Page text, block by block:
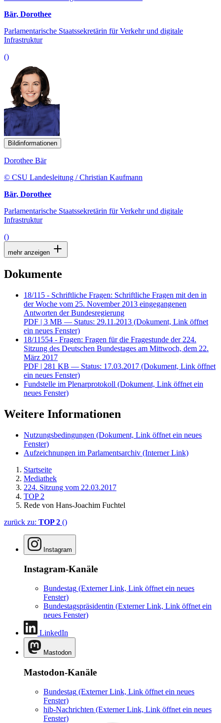
Bär, Dorothee
Parlamentarische Staatssekretärin für Verkehr und digitale
Infrastruktur
()
Bildinformationen
Dorothee Bär
© CSU Landesleitung / Christian Kaufmann
Bär, Dorothee
Parlamentarische Staatssekretärin für Verkehr und digitale
Infrastruktur
()
mehr anzeigen
Dokumente
18/115 - Schriftliche Fragen: Schriftliche Fragen mit den in
der Woche vom 25. November 2013 eingegangenen
Antworten der Bundesregierung
PDF | 3 MB — Status: 29.11.2013 (Dokument, Link öffnet
ein neues Fenster)
18/11554 - Fragen: Fragen für die Fragestunde der 224.
Sitzung des Deutschen Bundestages am Mittwoch, dem 22.
März 2017
PDF | 281 KB — Status: 17.03.2017 (Dokument, Link öffnet
ein neues Fenster)
Fundstelle im Plenarprotokoll (Dokument, Link öffnet ein
neues Fenster)
Weitere Informationen
Nutzungsbedingungen (Dokument, Link öffnet ein neues
Fenster)
Aufzeichnungen im Parlamentsarchiv (Interner Link)
Startseite
Mediathek
224. Sitzung vom 22.03.2017
TOP 2
Rede von Hans-Joachim Fuchtel
zurück zu: TOP 2 ()
Instagram
Instagram-Kanäle
Bundestag (Externer Link, Link öffnet ein neues
Fenster)
Bundestagspräsidentin (Externer Link, Link öffnet ein
neues Fenster)
LinkedIn
Mastodon
Mastodon-Kanäle
Bundestag (Externer Link, Link öffnet ein neues
Fenster)
hib-Nachrichten (Externer Link, Link öffnet ein neues
Fenster)